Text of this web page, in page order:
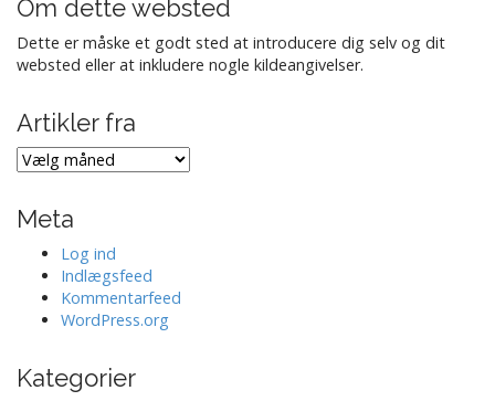
Om dette websted
Dette er måske et godt sted at introducere dig selv og dit
websted eller at inkludere nogle kildeangivelser.
Artikler fra
Artikler
fra
Meta
Log ind
Indlægsfeed
Kommentarfeed
WordPress.org
Kategorier